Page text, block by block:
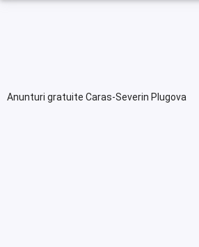
Anunturi gratuite Caras-Severin Plugova